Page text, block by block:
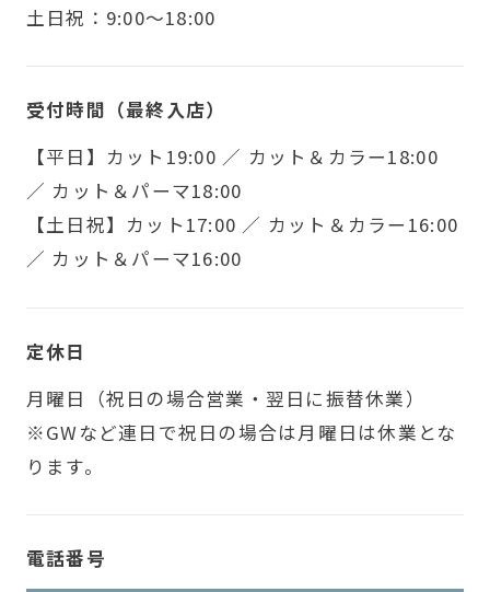
土日祝：9:00～18:00
受付時間（最終入店）
【平日】カット19:00 ／ カット＆カラー18:00
／ カット＆パーマ18:00
【土日祝】カット17:00 ／ カット＆カラー16:00
／ カット＆パーマ16:00
定休日
月曜日（祝日の場合営業・翌日に振替休業）
※GWなど連日で祝日の場合は月曜日は休業とな
ります。
電話番号